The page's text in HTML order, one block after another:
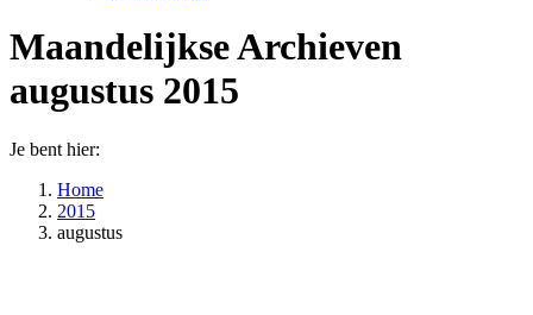
Maandelijkse Archieven
augustus 2015
Je bent hier:
Home
2015
augustus